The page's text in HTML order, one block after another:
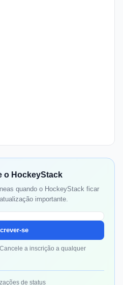
o HockeyStack
quando o HockeyStack ficar
importante.
se
a inscrição a qualquer
de status